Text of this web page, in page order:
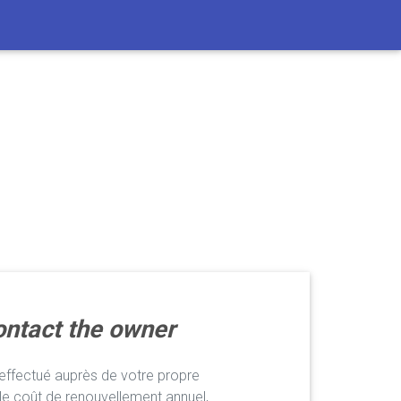
the owner
auprès de votre propre
coût de renouvellement annuel,